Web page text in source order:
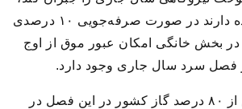
اما کارشناسان عقیده دارند در صورت صرفه‌جویی ۱۰ درصدی
بخش خانگی امکان عبور موق از اوج
فصل سرد سال جاری وجود دارد.
با توجه به اینکه بیش از ۸۰ درصد گاز کشور در این فصل در